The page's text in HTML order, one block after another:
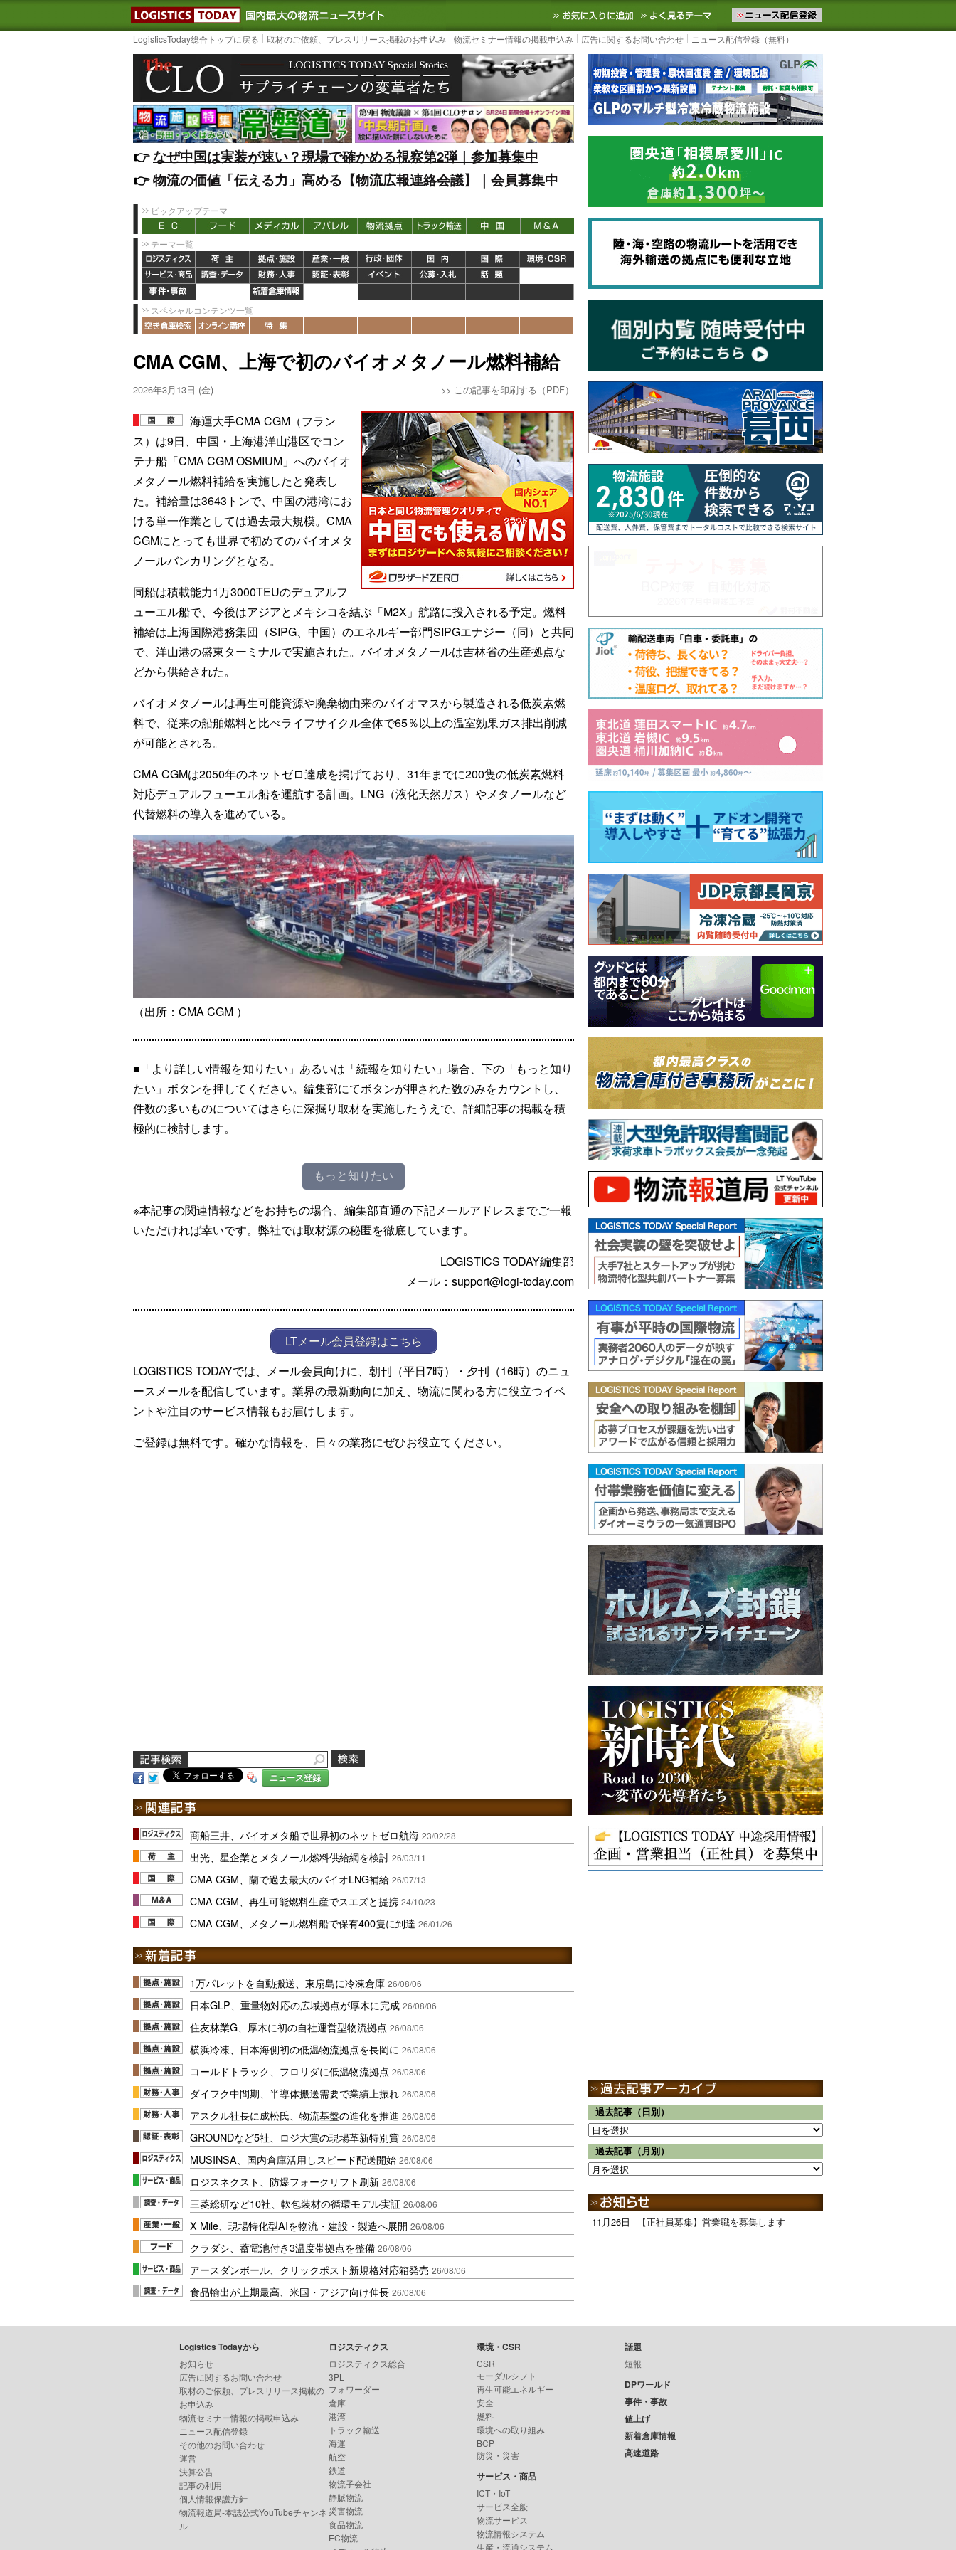
LOGISTICS TODAY｜国内最大の物流ニュースサイト3PL, SCMなど国内外の最新の物流ニュースをお届けします。物流ニュースメール配信を登録す
お気に入りに追加 よく見るテーマ
LogisticsToday総合トップに戻る 取材のご依頼、プレスリリース掲載のお申込み 物流セミナー情報の掲載申込み 広告に関するお問い合わせ ニュース配信登録（無料）
👉️なぜ中国は実装が速い？現場で確かめる視察第2弾｜参加募集中
👉️物流の価値「伝える力」高める【物流広報連絡会議】｜会員募集中
ピックアップテーマ
テーマ一覧
スペシャルコンテンツ一覧
CMA CGM、上海で初のバイオメタノール燃料補給
2026年3月13日 (金) >> この記事を印刷する（PDF）
海運大手CMA CGM（フラン
ス）は9日、中国・上海港洋山港区でコン
テナ船「CMA CGM OSMIUM」へのバイオ
メタノール燃料補給を実施したと発表し
た。補給量は3643トンで、中国の港湾にお
ける単一作業としては過去最大規模。CMA
CGMにとっても世界で初めてのバイオメタ
ノールバンカリングとなる。
同船は積載能力1万3000TEUのデュアルフ
ューエル船で、今後はアジアとメキシコを結ぶ「M2X」航路に投入される予定。燃料
補給は上海国際港務集団（SIPG、中国）のエネルギー部門SIPGエナジー（同）と共同
で、洋山港の盛東ターミナルで実施された。バイオメタノールは吉林省の生産拠点な
どから供給された。
バイオメタノールは再生可能資源や廃棄物由来のバイオマスから製造される低炭素燃
料で、従来の船舶燃料と比べライフサイクル全体で65％以上の温室効果ガス排出削減
が可能とされる。
CMA CGMは2050年のネットゼロ達成を掲げており、31年までに200隻の低炭素燃料
対応デュアルフューエル船を運航する計画。LNG（液化天然ガス）やメタノールなど
代替燃料の導入を進めている。
（出所：CMA CGM ）
■「より詳しい情報を知りたい」あるいは「続報を知りたい」場合、下の「もっと知り
たい」ボタンを押してください。編集部にてボタンが押された数のみをカウントし、
件数の多いものについてはさらに深掘り取材を実施したうえで、詳細記事の掲載を積
極的に検討します。
もっと知りたい
※本記事の関連情報などをお持ちの場合、編集部直通の下記メールアドレスまでご一報
いただければ幸いです。弊社では取材源の秘匿を徹底しています。
LOGISTICS TODAY編集部
メール：support@logi-today.com
LTメール会員登録はこちら
LOGISTICS TODAYでは、メール会員向けに、朝刊（平日7時）・夕刊（16時）のニュ
ースメールを配信しています。業界の最新動向に加え、物流に関わる方に役立つイベ
ントや注目のサービス情報もお届けします。
ご登録は無料です。確かな情報を、日々の業務にぜひお役立てください。
ニュース登録
商船三井、バイオメタ船で世界初のネットゼロ航海 23/02/28
出光、星企業とメタノール燃料供給網を検討 26/03/11
CMA CGM、蘭で過去最大のバイオLNG補給 26/07/13
CMA CGM、再生可能燃料生産でスエズと提携 24/10/23
CMA CGM、メタノール燃料船で保有400隻に到達 26/01/26
1万パレットを自動搬送、東扇島に冷凍倉庫 26/08/06
日本GLP、重量物対応の広域拠点が厚木に完成 26/08/06
住友林業G、厚木に初の自社運営型物流拠点 26/08/06
横浜冷凍、日本海側初の低温物流拠点を長岡に 26/08/06
コールドトラック、フロリダに低温物流拠点 26/08/06
ダイフク中間期、半導体搬送需要で業績上振れ 26/08/06
アスクル社長に成松氏、物流基盤の進化を推進 26/08/06
GROUNDなど5社、ロジ大賞の現場革新特別賞 26/08/06
MUSINSA、国内倉庫活用しスピード配送開始 26/08/06
ロジスネクスト、防爆フォークリフト刷新 26/08/06
三菱総研など10社、軟包装材の循環モデル実証 26/08/06
X Mile、現場特化型AIを物流・建設・製造へ展開 26/08/06
クラダシ、蓄電池付き3温度帯拠点を整備 26/08/06
アースダンボール、クリックポスト新規格対応箱発売 26/08/06
食品輸出が上期最高、米国・アジア向け伸長 26/08/06
過去記事（日別）
過去記事（月別）
11月26日 【正社員募集】営業職を募集します
Logistics Todayから
お知らせ
広告に関するお問い合わせ
取材のご依頼、プレスリリース掲載の
お申込み
物流セミナー情報の掲載申込み
ニュース配信登録
その他のお問い合わせ
運営
決算公告
記事の利用
個人情報保護方針
物流報道局-本誌公式YouTubeチャンネ
ル-
ロジスティクス
ロジスティクス総合
3PL
フォワーダー
倉庫
港湾
トラック輸送
海運
航空
鉄道
物流子会社
静脈物流
災害物流
食品物流
EC物流
環境・CSR
CSR
モーダルシフト
再生可能エネルギー
安全
燃料
環境への取り組み
BCP
防災・災害
サービス・商品
ICT・IoT
サービス全般
物流サービス
物流情報システム
生産・流通システム
話題
短報
DPワールド
事件・事故
値上げ
新着倉庫情報
高速道路